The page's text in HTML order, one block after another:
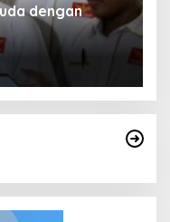
dengan